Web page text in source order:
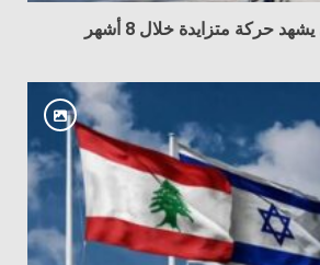
حركة متزايدة خلال 8 أشهر